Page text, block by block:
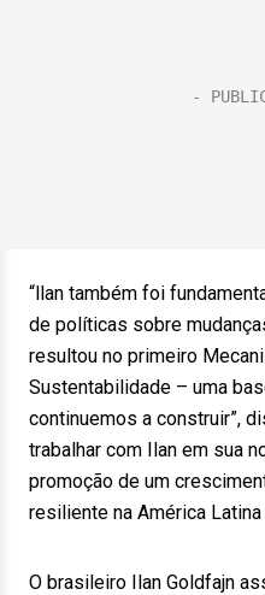
“llan também foi
de políticas sobre
resultou no primeiro
Sustentabilidade – uma
continuemos a construir”,
trabalhar com Ilan em sua
promoção de um
resiliente na América Latina
O brasileiro Ilan Goldfajn